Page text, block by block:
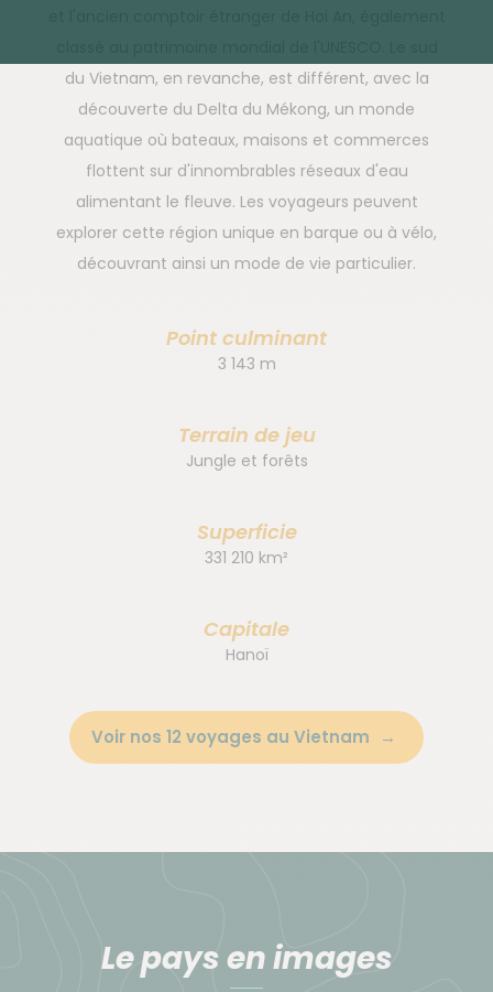
du Vietnam, en revanche, est différent, avec la
découverte du Delta du Mékong, un monde
aquatique où bateaux, maisons et commerces
flottent sur d'innombrables réseaux d'eau
alimentant le fleuve. Les voyageurs peuvent
explorer cette région unique en barque ou à vélo,
découvrant ainsi un mode de vie particulier.
Point culminant
3 143 m
Terrain de jeu
Jungle et forêts
Superficie
331 210 km²
Capitale
Hanoï
Voir nos 12 voyages au Vietnam
Le pays en images